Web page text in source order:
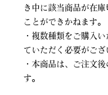
き中に該当商品が在
ことができかねます。
・複数種類をご購入
ていただく必要がござ
・本商品は、ご注文
す。